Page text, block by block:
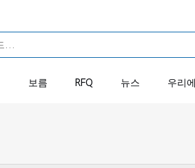
보름 RFQ 뉴스 우리